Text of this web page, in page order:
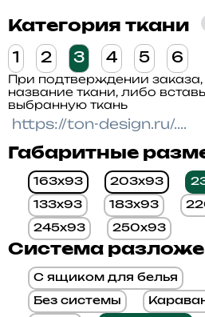
Категория ткани
1 2 3 4 5 6
При подтверждении
название ткани, либо
выбранную ткань
Габаритные
163x93 203x93
133x93 183x93
245x93 250x93
Система
С ящиком для белья
Без системы